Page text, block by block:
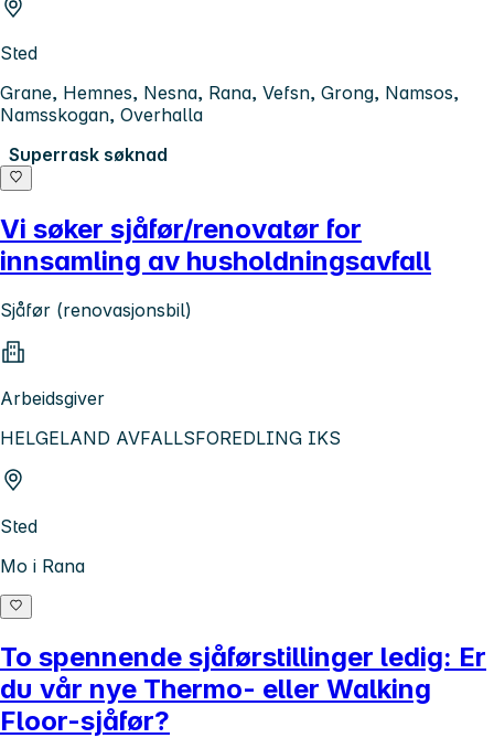
Sted
Grane, Hemnes, Nesna, Rana, Vefsn, Grong, Namsos,
Namsskogan, Overhalla
Superrask søknad
Vi søker sjåfør/renovatør for
innsamling av husholdningsavfall
Sjåfør (renovasjonsbil)
Arbeidsgiver
HELGELAND AVFALLSFOREDLING IKS
Sted
Mo i Rana
To spennende sjåførstillinger ledig: Er
du vår nye Thermo- eller Walking
Floor-sjåfør?